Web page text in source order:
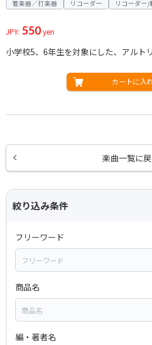
管楽器／打楽器 リコーダー リコーダー/
JPY: 550yen
小学校5、6年生を対象にした、アルト
カートに入
楽曲一覧に
絞り込み条件
フリーワード
商品名
編・著者名